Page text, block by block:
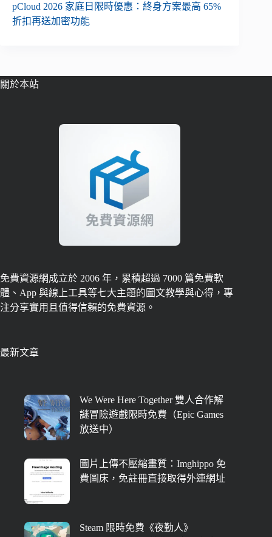
pCloud 2026 家庭日限時優惠：終身方案最高 65%
折扣再送加密功能
關於本站
免費資源網成立於 2006 年，累積超過 7000 篇免費軟
體、App 與線上工具等七大主題的圖文教學與心得，專
注分享實用且值得信賴的免費資源。
最新文章
We Were Here Together 雙人合作解
謎冒險遊戲限時免費（Epic Games
放送中）
圖片上傳不壓縮畫質：Imghippo 免
費圖床，免註冊直接取得外連網址
Steam 限時免費《夜勤人》